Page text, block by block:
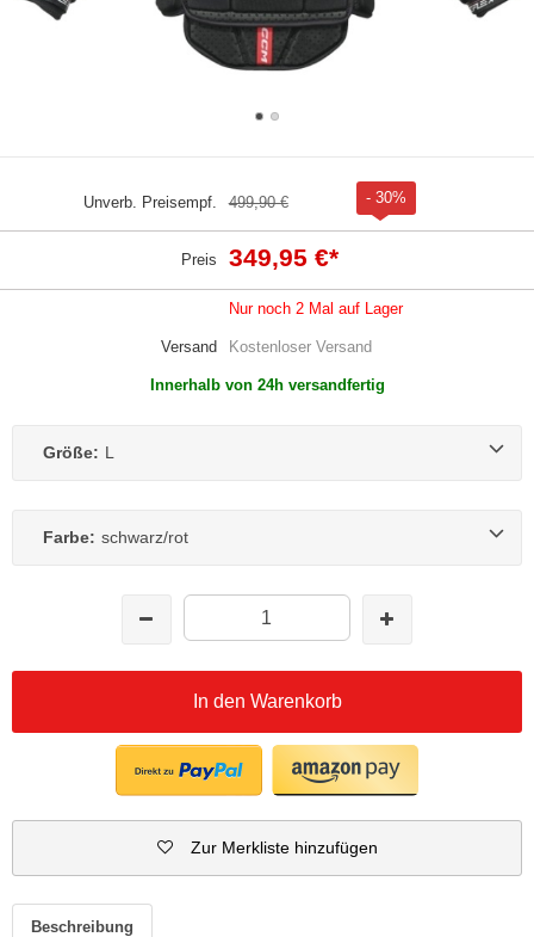
Unverb. Preisempf. 499,90 € - 30%
Preis 349,95 €*
Nur noch 2 Mal auf Lager
Versand Kostenloser Versand
Innerhalb von 24h versandfertig
Größe: L
Farbe: schwarz/rot
In den Warenkorb
Zur Merkliste hinzufügen
Beschreibung